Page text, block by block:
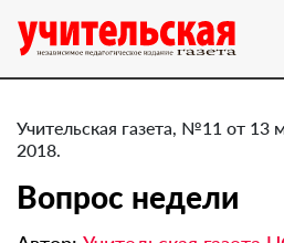
Учительская газета, №11 от 13
2018.
Вопрос недели